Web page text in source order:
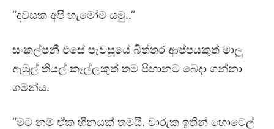
“දවසක අපි හැමෝම යමු..”
සංකල්පනී එසේ පැවසූයේ බිත්තර ආප්පයකුත් මාලු
ඇඹුල් තියල් කෑල්ලකුත් තම පිඟානට බෙදා ගන්නා
ගමන්ය.
“මට නම් ඒක හීනයක් තමයි. චාරුක ඉතින් හොටෙල්